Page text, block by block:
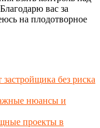
вас за
на плодотворное
без риска
нюансы и
проекты в